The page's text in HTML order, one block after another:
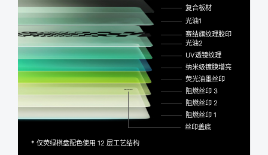
复合板材
光油1
赛结旗纹理胶印
光油2
UV透镜纹理
纳米级镀膜增亮
荧光油墨丝印
阻燃丝印 3
阻燃丝印 2
阻燃丝印 1
丝印盖底
* 仅荧绿棋盘配色使用 12 层工艺结构